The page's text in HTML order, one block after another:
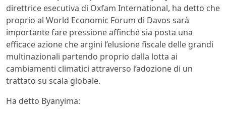
direttrice esecutiva di Oxfam International, ha detto che
proprio al World Economic Forum di Davos sarà
importante fare pressione affinché sia posta una
efficace azione che argini l’elusione fiscale delle grandi
multinazionali partendo proprio dalla lotta ai
cambiamenti climatici attraverso l’adozione di un
trattato su scala globale.
Ha detto Byanyima: